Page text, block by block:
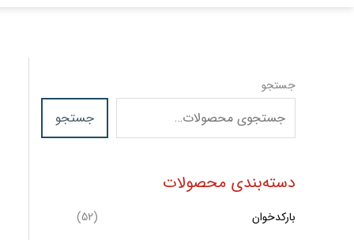
جستجو
جستجو
دسته‌بندی محصولات
بارکدخوان
(52)
ا
ق
ا
ك